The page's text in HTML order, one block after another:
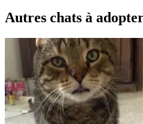
Autres chats à